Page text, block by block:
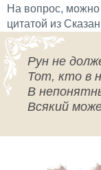
На вопрос, можно
цитатой из
Рун не
Тот, кто в
В
Всякий